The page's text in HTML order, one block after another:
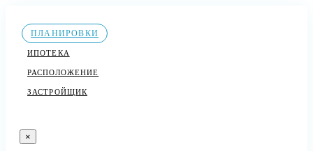
ПЛАНИРОВКИ
ИПОТЕКА
РАСПОЛОЖЕНИЕ
ЗАСТРОЙЩИК
×